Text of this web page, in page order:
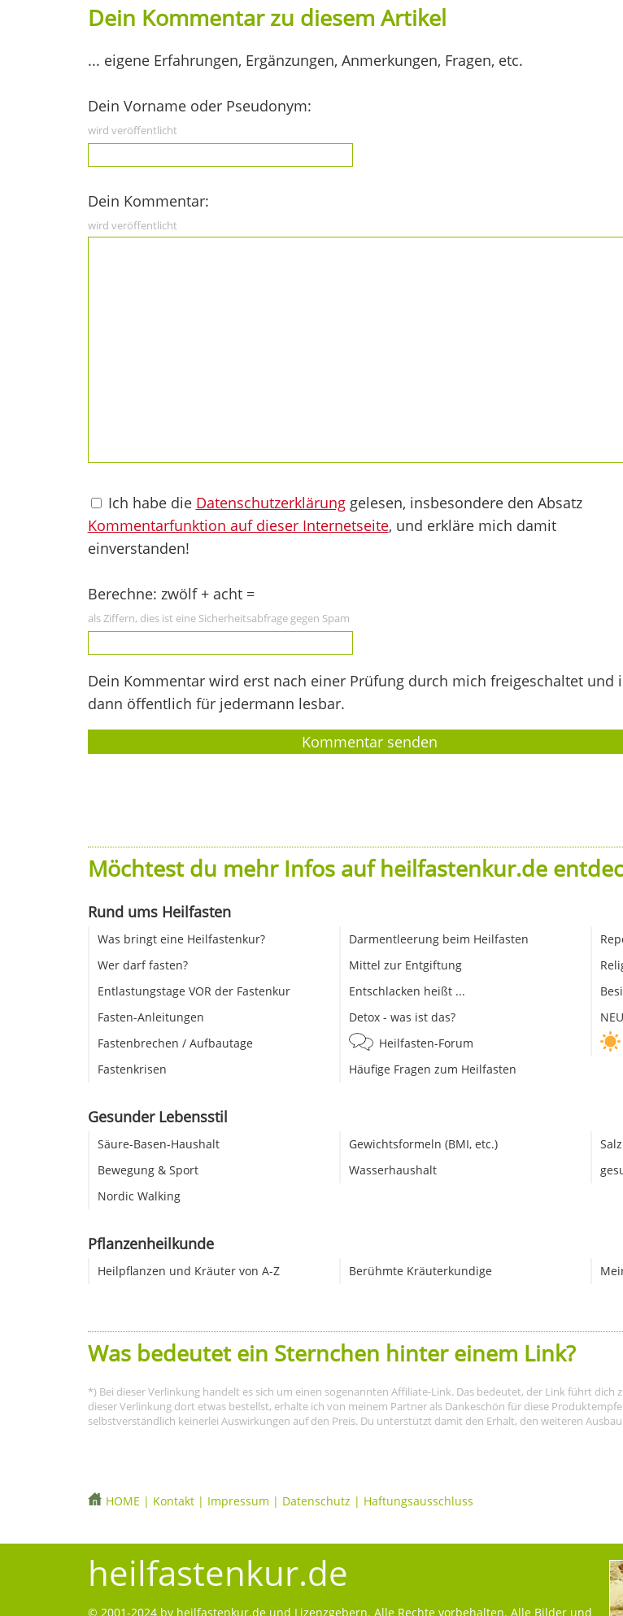
Dein Kommentar zu diesem Artikel
... eigene Erfahrungen, Ergänzungen, Anmerkungen, Fragen, etc.
Dein Vorname oder Pseudonym:
wird veröffentlicht
Dein Kommentar:
wird veröffentlicht
Ich habe die Datenschutzerklärunggelesen, insbesondere den Absatz
Kommentarfunktion auf dieser Internetseite, und erkläre mich damit
einverstanden!
Berechne: zwölf + acht =
als Ziffern, dies ist eine Sicherheitsabfrage gegen Spam
Dein Kommentar wird erst nach einer Prüfung durch mich freigeschaltet und
dann öffentlich für jedermann lesbar.
Möchtest du mehr Infos auf heilfastenkur.de
Rund ums Heilfasten
Was bringt eine Heilfastenkur?
Wer darf fasten?
Entlastungstage VOR der Fastenkur
Fasten-Anleitungen
Fastenbrechen / Aufbautage
Fastenkrisen
Darmentleerung beim Heilfasten
Mittel zur Entgiftung
Entschlacken heißt ...
Detox - was ist das?
Heilfasten-Forum
Häufige Fragen zum Heilfasten
Gesunder Lebensstil
Säure-Basen-Haushalt
Bewegung & Sport
Nordic Walking
Gewichtsformeln (BMI, etc.)
Wasserhaushalt
Pflanzenheilkunde
Heilpflanzen und Kräuter von A-Z Berühmte Kräuterkundige
Was bedeutet ein Sternchen hinter einem Link?
*) Bei dieser Verlinkung handelt es sich um einen sogenannten Affiliate-Link. Das bedeutet, der Link führt
dieser Verlinkung dort etwas bestellst, erhalte ich von meinem Partner als Dankeschön für diese
selbstverständlich keinerlei Auswirkungen auf den Preis. Du unterstützt damit den Erhalt, den weiteren
HOME | Kontakt| Impressum | Datenschutz | Haftungsausschluss
heilfastenkur.de
© 2001-2024 by heilfastenkur.deund Lizenzgebern. Alle Rechte vorbehalten. Alle Bilder und